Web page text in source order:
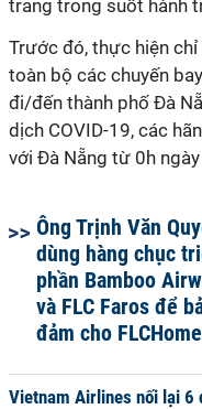
trang trong suốt hành
Trước đó, thực hiện
toàn bộ các chuyến
đi/đến thành phố Đà
dịch COVID-19, các
với Đà Nẵng từ 0h
Ông Trịnh Văn
dùng hàng chục
phần Bamboo
và FLC Faros để
đảm cho
Vietnam Airlines nối lại